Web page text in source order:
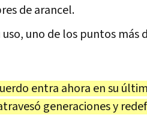
de arancel.
uso, uno de los puntos más
entra ahora en su
generaciones y